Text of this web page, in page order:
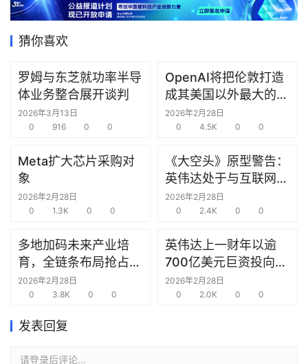
经
数
据
研
选
报
创
投
之
商
机
链
圈
猜你喜欢
罗姆与东芝就功率半导
体业务整合展开谈判
2026年3月13日
0
916 0 0
OpenAI将把伦敦打造
成其美国以外最大的研
究中心
2026年2月28日
0
4.5K 0 0
Meta扩大芯片采购对
象
2026年2月28日
0
1.3K 0 0
《大空头》原型警告：
英伟达处于与互联网泡
沫时期思科同样的“危
险境地”
2026年2月28日
0
2.4K 0 0
多地加码未来产业培
育，全链条布局抢占新
赛道先机
2026年2月28日
0
3.8K 0 0
英伟达上一财年以逾
700亿美元巨资投向合
作方，竭力巩固AI芯片
需求
2026年2月28日
0
2.0K 0 0
发表回复
请登录后评论...